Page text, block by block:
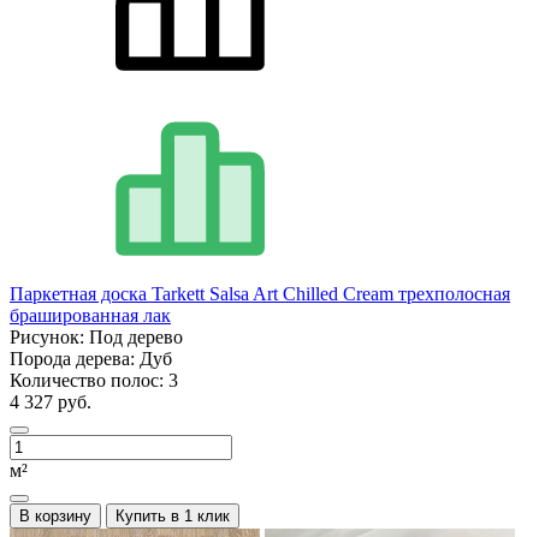
Паркетная доска Tarkett Salsa Art Chilled Cream трехполосная
брашированная лак
Рисунок: Под дерево
Порода дерева: Дуб
Количество полос: 3
4 327 руб.
м²
В корзину Купить в 1 клик